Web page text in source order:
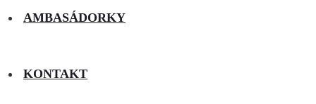
AMBASÁDORKY
KONTAKT